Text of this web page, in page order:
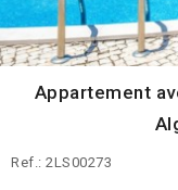
Appartement
Ref.: 2LS00273